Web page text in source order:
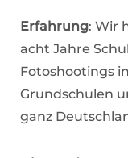
Erfahrung: Wir
acht Jahre
Fotoshootings
Grundschulen
ganz